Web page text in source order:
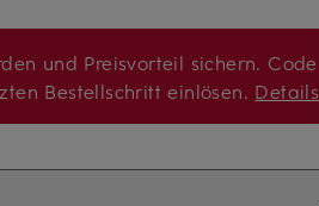
und Preisvorteil sichern. Code
Bestellschritt einlösen. Details